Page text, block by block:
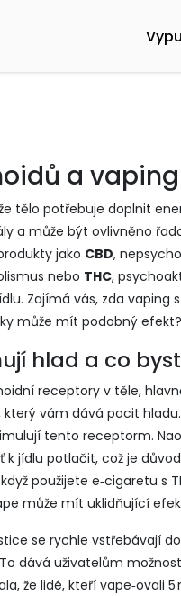
a
tělo potřebuje doplnit
a může být ovlivněno
jako CBD,
nebo THC,
Zajímá vás, zda vaping s
může mít podobný
hlad a co
receptory v těle, hlavně
vám dává pocit
tento receptorm.
jídlu potlačit, což je
použijete e‑cigaretu s
může mít uklidňující
se rychle vstřebávají
dává uživatelům
že lidé, kteří vape‑ovali